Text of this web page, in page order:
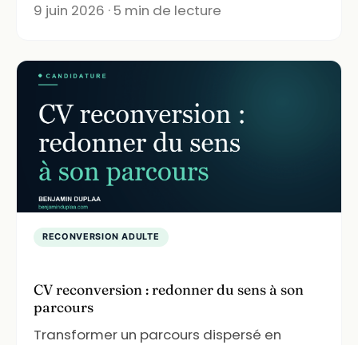
9 juin 2026 · 5 min de lecture
RECONVERSION ADULTE
CV reconversion : redonner du sens à son
parcours
Transformer un parcours dispersé en